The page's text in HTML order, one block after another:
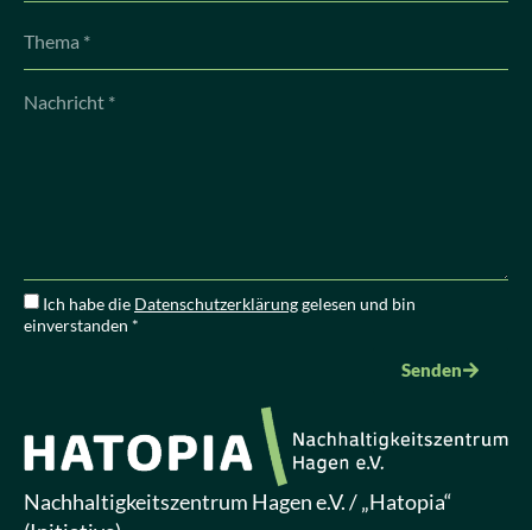
Ich habe die Datenschutzerklärunggelesen und bin
einverstanden *
Senden
Nachhaltigkeitszentrum Hagen e.V. / „Hatopia“